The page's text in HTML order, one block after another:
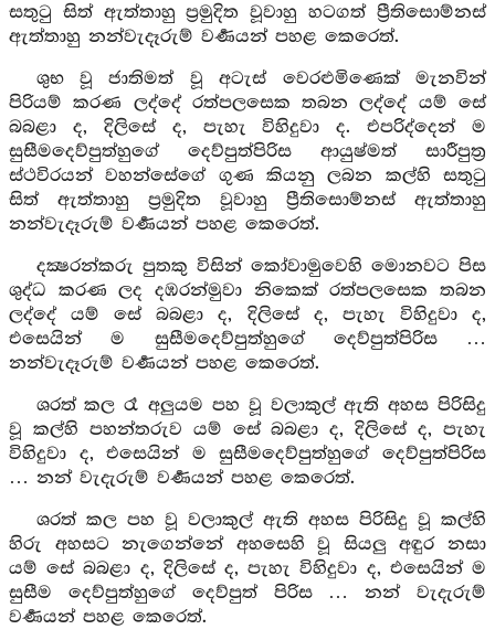
සතුටු සිත් ඇත්තාහු ප්‍රමුදිත වූවාහු හටගත් ප්‍රීතිසොම්නස්
ඇත්තාහු නන්වැදෑරුම් වර්‍ණයන් පහළ කෙරෙත්.
ශුභ වූ ජාතිමත් වූ අටැස් වෙරළුමිණෙක් මැනවින්
පිරියම් කරණ ලද්දේ රත්පලසෙක තබන ලද්දේ යම් සේ
බබළා ද, දිලිසේ ද, පැහැ විහිදුවා ද. එපරිද්දෙන් ම
සුසීමදෙව්පුත්හුගේ දෙව්පුත්පිරිස ආයුෂ්මත් සාරීපුත්‍ර
ස්ථවිරයන් වහන්සේගේ ගුණ කියනු ලබන කල්හි සතුටු
සිත් ඇත්තාහු ප්‍රමුදිත වූවාහු ප්‍රීතිසොම්නස් ඇත්තාහු
නන්වැදෑරුම් වර්‍ණයන් පහළ කෙරෙත්.
දක්‍ෂරන්කරු පුතකු විසින් කෝවාමුවෙහි මොනවට පිස
ශුද්ධ කරණ ලද දඹරන්මුවා නිකෙක් රත්පලසෙක තබන
ලද්දේ යම් සේ බබළා ද, දිලිසේ ද, පැහැ විහිදුවා ද,
එසෙයින් ම සුසීමදෙව්පුත්හුගේ දෙව්පුත්පිරිස …
නන්වැදෑරුම් වර්‍ණයන් පහළ කෙරෙත්.
ශරත් කල රෑ අලුයම පහ වූ වලාකුල් ඇති අහස පිරිසිදු
වූ කල්හි පහන්තරුව යම් සේ බබළා ද, දිලිසේ ද, පැහැ
විහිදුවා ද, එසෙයින් ම සුසීමදෙව්පුත්හුගේ දෙව්පුත්පිරිස
… නන් වැදැරුම් වර්‍ණයන් පහළ කෙරෙත්.
ශරත් කල පහ වූ වලාකුල් ඇති අහස පිරිසිදු වූ කල්හි
හිරු අහසට නැගෙන්නේ අහසෙහි වූ සියලු අඳුර නසා
යම් සේ බබළා ද, දිලිසේ ද, පැහැ විහිදුවා ද, එසෙයින් ම
සුසීම දෙව්පුත්හුගේ දෙව්පුත් පිරිස … නන් වැදැරුම්
වර්‍ණයන් පහළ කෙරෙත්.